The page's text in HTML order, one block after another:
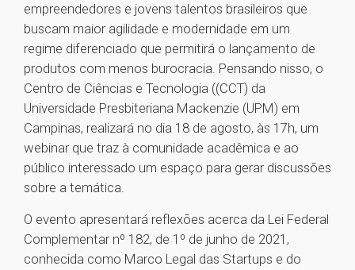
empreendedores e jovens talentos brasileiros que
buscam maior agilidade e modernidade em um
regime diferenciado que permitirá o lançamento de
produtos com menos burocracia. Pensando nisso, o
Centro de Ciências e Tecnologia ((CCT) da
Universidade Presbiteriana Mackenzie (UPM) em
Campinas, realizará no dia 18 de agosto, às 17h, um
webinar que traz à comunidade acadêmica e ao
público interessado um espaço para gerar discussões
sobre a temática.
O evento apresentará reflexões acerca da Lei Federal
Complementar nº 182, de 1º de junho de 2021,
conhecida como Marco Legal das Startups e do